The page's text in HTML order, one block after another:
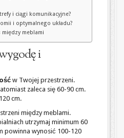
i ciągi komunikacyjne?
i optymalnego układu?
meblami
i
w Twojej przestrzeni.
zaleca się 60-90 cm.
cm.
między meblami.
utrzymaj minimum 60
powinna wynosić 100-120